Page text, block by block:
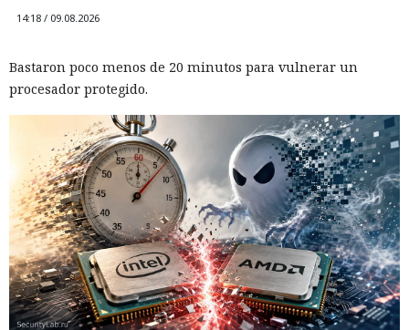
14:18 / 09.08.2026
Bastaron poco menos de 20 minutos para vulnerar un
procesador protegido.